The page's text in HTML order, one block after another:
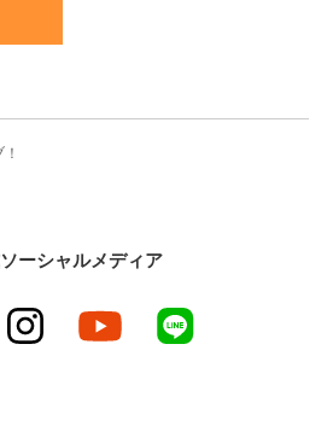
ーシャルメディア
instagram youtube